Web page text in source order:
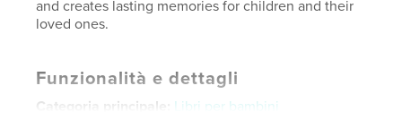
and creates lasting memories for children and their
loved ones.
Funzionalità e dettagli
Categoria principale:
Libri per bambini